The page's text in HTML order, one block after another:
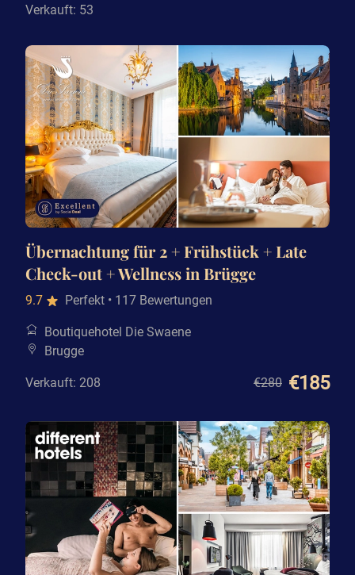
Verkauft: 53
Übernachtung für 2 + Frühstück + Late
Check-out + Wellness in Brügge
9.7 Perfekt • 117 Bewertungen
Boutiquehotel Die Swaene
Brugge
Verkauft: 208 €280 €185